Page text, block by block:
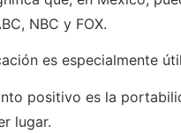
NBC y FOX.
es especialmente
positivo es la
lugar.